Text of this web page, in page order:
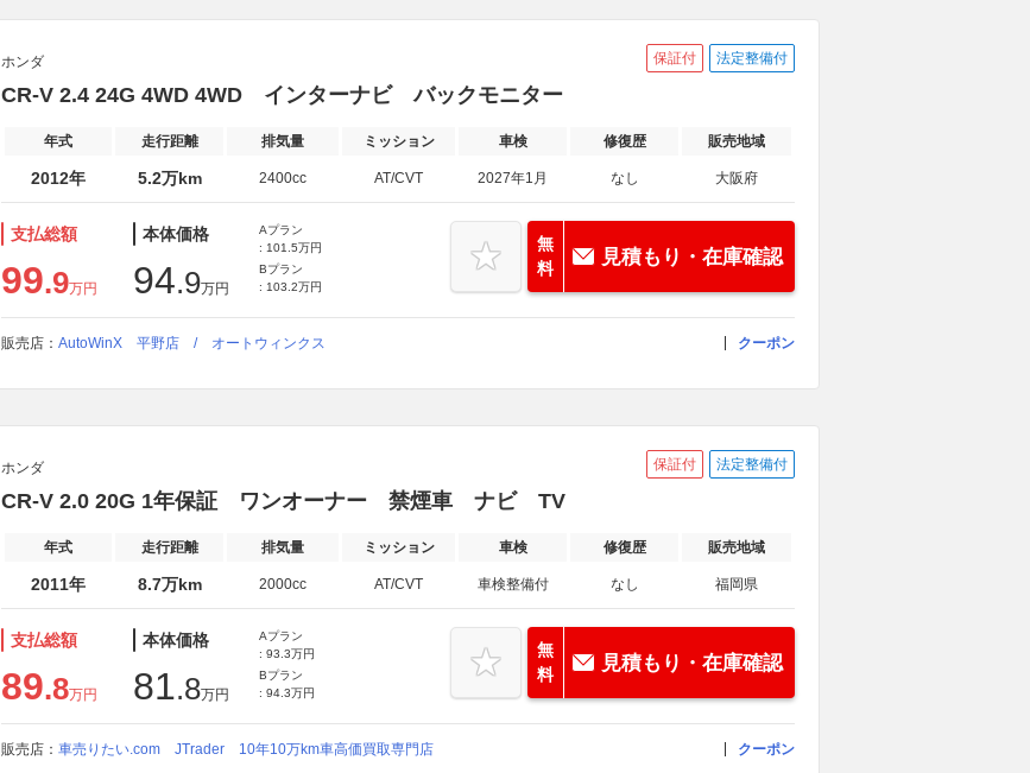
ホンダ 保証付 法定整備付
CR-V 2.4 24G 4WD 4WD インターナビ バックモニター
年式 走行距離 排気量 ミッション 車検 修復歴 販売地域
2012年 5.2万km 2400cc AT/CVT 2027年1月 なし 大阪府
支払総額
99.9万円
本体価格
94.9万円
Aプラン
: 101.5万円
Bプラン
: 103.2万円
無
料
見積もり・在庫確認
販売店： AutoWinX 平野店 / オートウィンクス クーポン
ホンダ 保証付 法定整備付
CR-V 2.0 20G 1年保証 ワンオーナー 禁煙車 ナビ TV
年式 走行距離 排気量 ミッション 車検 修復歴 販売地域
2011年 8.7万km 2000cc AT/CVT 車検整備付 なし 福岡県
支払総額
89.8万円
本体価格
81.8万円
Aプラン
: 93.3万円
Bプラン
: 94.3万円
無
料
見積もり・在庫確認
販売店： 車売りたい.com JTrader 10年10万km車高価買取専門店 クーポン